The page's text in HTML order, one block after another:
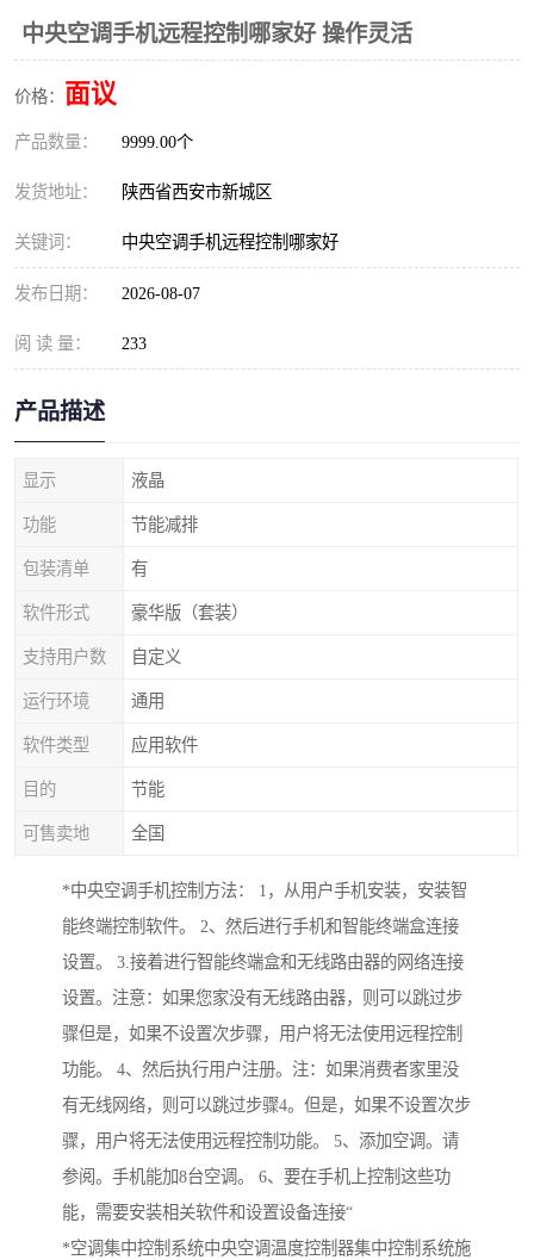
中央空调手机远程控制哪家好 操作灵活
价格： 面议
产品数量： 9999.00个
发货地址： 陕西省西安市新城区
关键词： 中央空调手机远程控制哪家好
发布日期： 2026-08-07
阅 读 量： 233
产品描述
显示 液晶
功能 节能减排
包装清单 有
软件形式 豪华版（套装）
支持用户数 自定义
运行环境 通用
软件类型 应用软件
目的 节能
可售卖地 全国
*中央空调手机控制方法： 1，从用户手机安装，安装智
能终端控制软件。 2、然后进行手机和智能终端盒连接
设置。 3.接着进行智能终端盒和无线路由器的网络连接
设置。注意：如果您家没有无线路由器，则可以跳过步
骤但是，如果不设置次步骤，用户将无法使用远程控制
功能。 4、然后执行用户注册。注：如果消费者家里没
有无线网络，则可以跳过步骤4。但是，如果不设置次步
骤，用户将无法使用远程控制功能。 5、添加空调。请
参阅。手机能加8台空调。 6、要在手机上控制这些功
能，需要安装相关软件和设置设备连接“
*空调集中控制系统中央空调温度控制器集中控制系统施